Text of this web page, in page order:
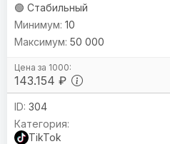
🟢 Стабильный
143.154 ₽
10
50 000
304
TikTok